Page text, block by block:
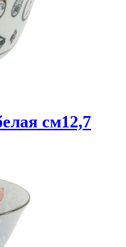
см12,7